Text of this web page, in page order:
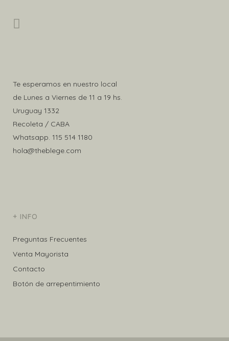
Te esperamos en nuestro local
de Lunes a Viernes de 11 a 19 hs.
Uruguay 1332
Recoleta / CABA
Whatsapp. 115 514 1180
hola@theblege.com
+ INFO
Preguntas Frecuentes
Venta Mayorista
Contacto
Botón de arrepentimiento